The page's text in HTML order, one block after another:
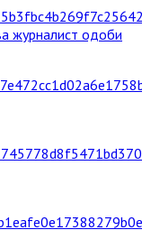
журналист одоби